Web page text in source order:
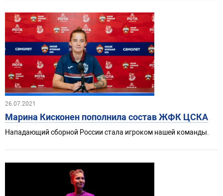
26.07.2021
Марина Кисконен пополнила состав ЖФК ЦСКА
Нападающий сборной России стала игроком нашей команды.